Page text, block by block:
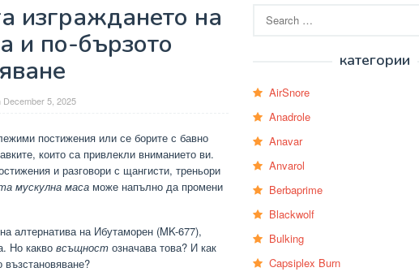
изграждането на
и по-бързото
December 5, 2025
постижения или се борите с бавно
които са привлекли вниманието ви.
и разговори с щангисти, треньори
мускулна маса може напълно да промени
алтернатива на Ибутаморен (MK-677),
Но какво всъщност означава това? И как
for:
категории
AirSnore
Anadrole
Anavar
Anvarol
Berbaprime
Blackwolf
Bulking
Capsiplex Burn